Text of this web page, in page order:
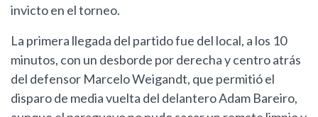
invicto en el torneo.
La primera llegada del partido fue del local, a los 10
minutos, con un desborde por derecha y centro atrás
del defensor Marcelo Weigandt, que permitió el
disparo de media vuelta del delantero Adam Bareiro,